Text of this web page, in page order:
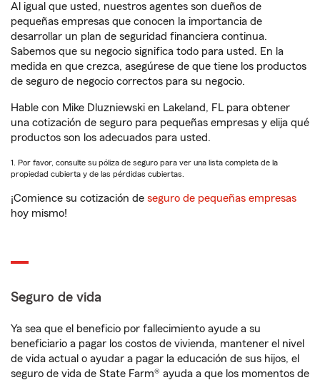
Al igual que usted, nuestros agentes son dueños de
pequeñas empresas que conocen la importancia de
desarrollar un plan de seguridad financiera continua.
Sabemos que su negocio significa todo para usted. En la
medida en que crezca, asegúrese de que tiene los productos
de seguro de negocio correctos para su negocio.
Hable con Mike Dluzniewski en Lakeland, FL para obtener
una cotización de seguro para pequeñas empresas y elija qué
productos son los adecuados para usted.
1. Por favor, consulte su póliza de seguro para ver una lista completa de la
propiedad cubierta y de las pérdidas cubiertas.
¡Comience su cotización de seguro de pequeñas empresas
hoy mismo!
Seguro de vida
Ya sea que el beneficio por fallecimiento ayude a su
beneficiario a pagar los costos de vivienda, mantener el nivel
de vida actual o ayudar a pagar la educación de sus hijos, el
seguro de vida de State Farm® ayuda a que los momentos de